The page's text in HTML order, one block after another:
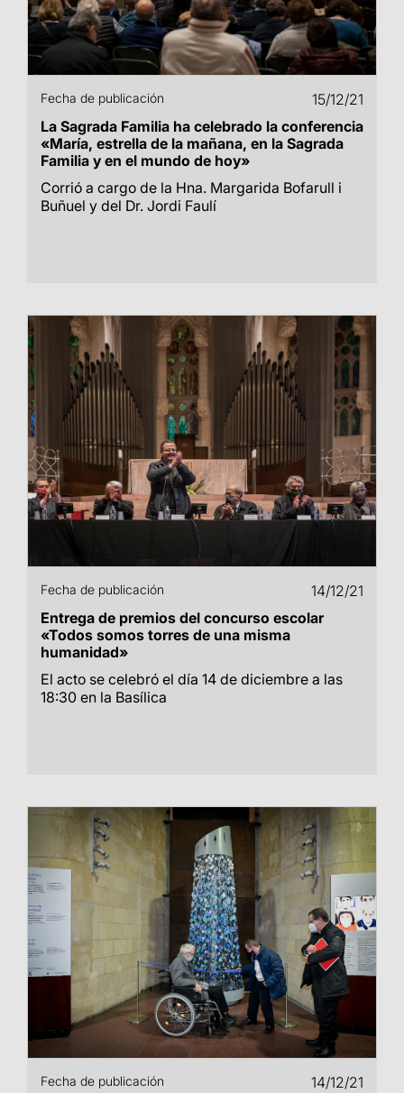
Fecha de publicación
15/12/21
La Sagrada Familia ha celebrado la conferencia
«María, estrella de la mañana, en la Sagrada
Familia y en el mundo de hoy»
Corrió a cargo de la Hna. Margarida Bofarull i
Buñuel y del Dr. Jordi Faulí
Fecha de publicación
14/12/21
Entrega de premios del concurso escolar
«Todos somos torres de una misma
humanidad»
El acto se celebró el día 14 de diciembre a las
18:30 en la Basílica
Fecha de publicación 14/12/21